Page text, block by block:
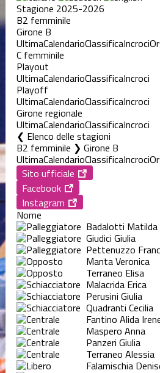
Stagione 2025-2026
B2 femminile
Girone B
UltimaCalendarioClassificaIncroci
C femminile
Playout
UltimaCalendarioClassificaIncroci
Playoff
UltimaCalendarioClassificaIncroci
Girone regionale
UltimaCalendarioClassificaIncroci
Elenco delle stagioni
B2 femminile ❯ Girone B
UltimaCalendarioClassificaIncroci
Sito ufficiale
Facebook
Instagram
Nome
Badalotti Matilda
Giudici Giulia
Pettenuzzo
Manta Veronica
Terraneo Elisa
Malacrida Erica
Perusini Giulia
Quadranti Cecilia
Fantino Alida
Maspero Anna
Panzeri Giulia
Terraneo Alessia
Falamischia